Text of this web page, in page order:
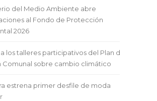
del Medio Ambiente abre
al Fondo de Protección
2026
los talleres participativos del Plan de
Comunal sobre cambio climático
estrena primer desfile de moda